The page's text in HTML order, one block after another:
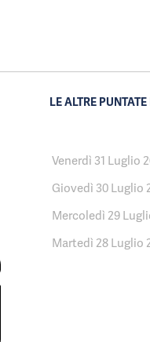
LE ALTRE
Venerdì 31 Luglio
Giovedì 30 Luglio
Mercoledì 29
Martedì 28 Luglio